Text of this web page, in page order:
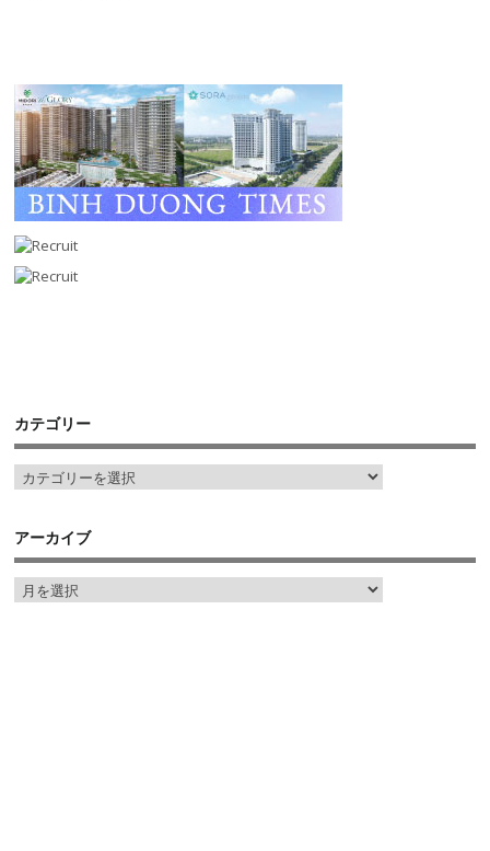
カテゴリー
アーカイブ